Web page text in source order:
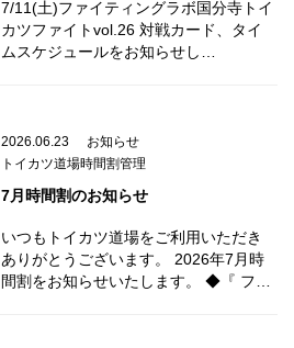
7/11(土)ファイティングラボ国分寺トイ
カツファイトvol.26 対戦カード、タイ
ムスケジュールをお知らせし…
2026.06.23
お知らせ
トイカツ道場時間割管理
7月時間割のお知らせ
いつもトイカツ道場をご利用いただき
ありがとうございます。 2026年7月時
間割をお知らせいたします。 ◆『 フ…